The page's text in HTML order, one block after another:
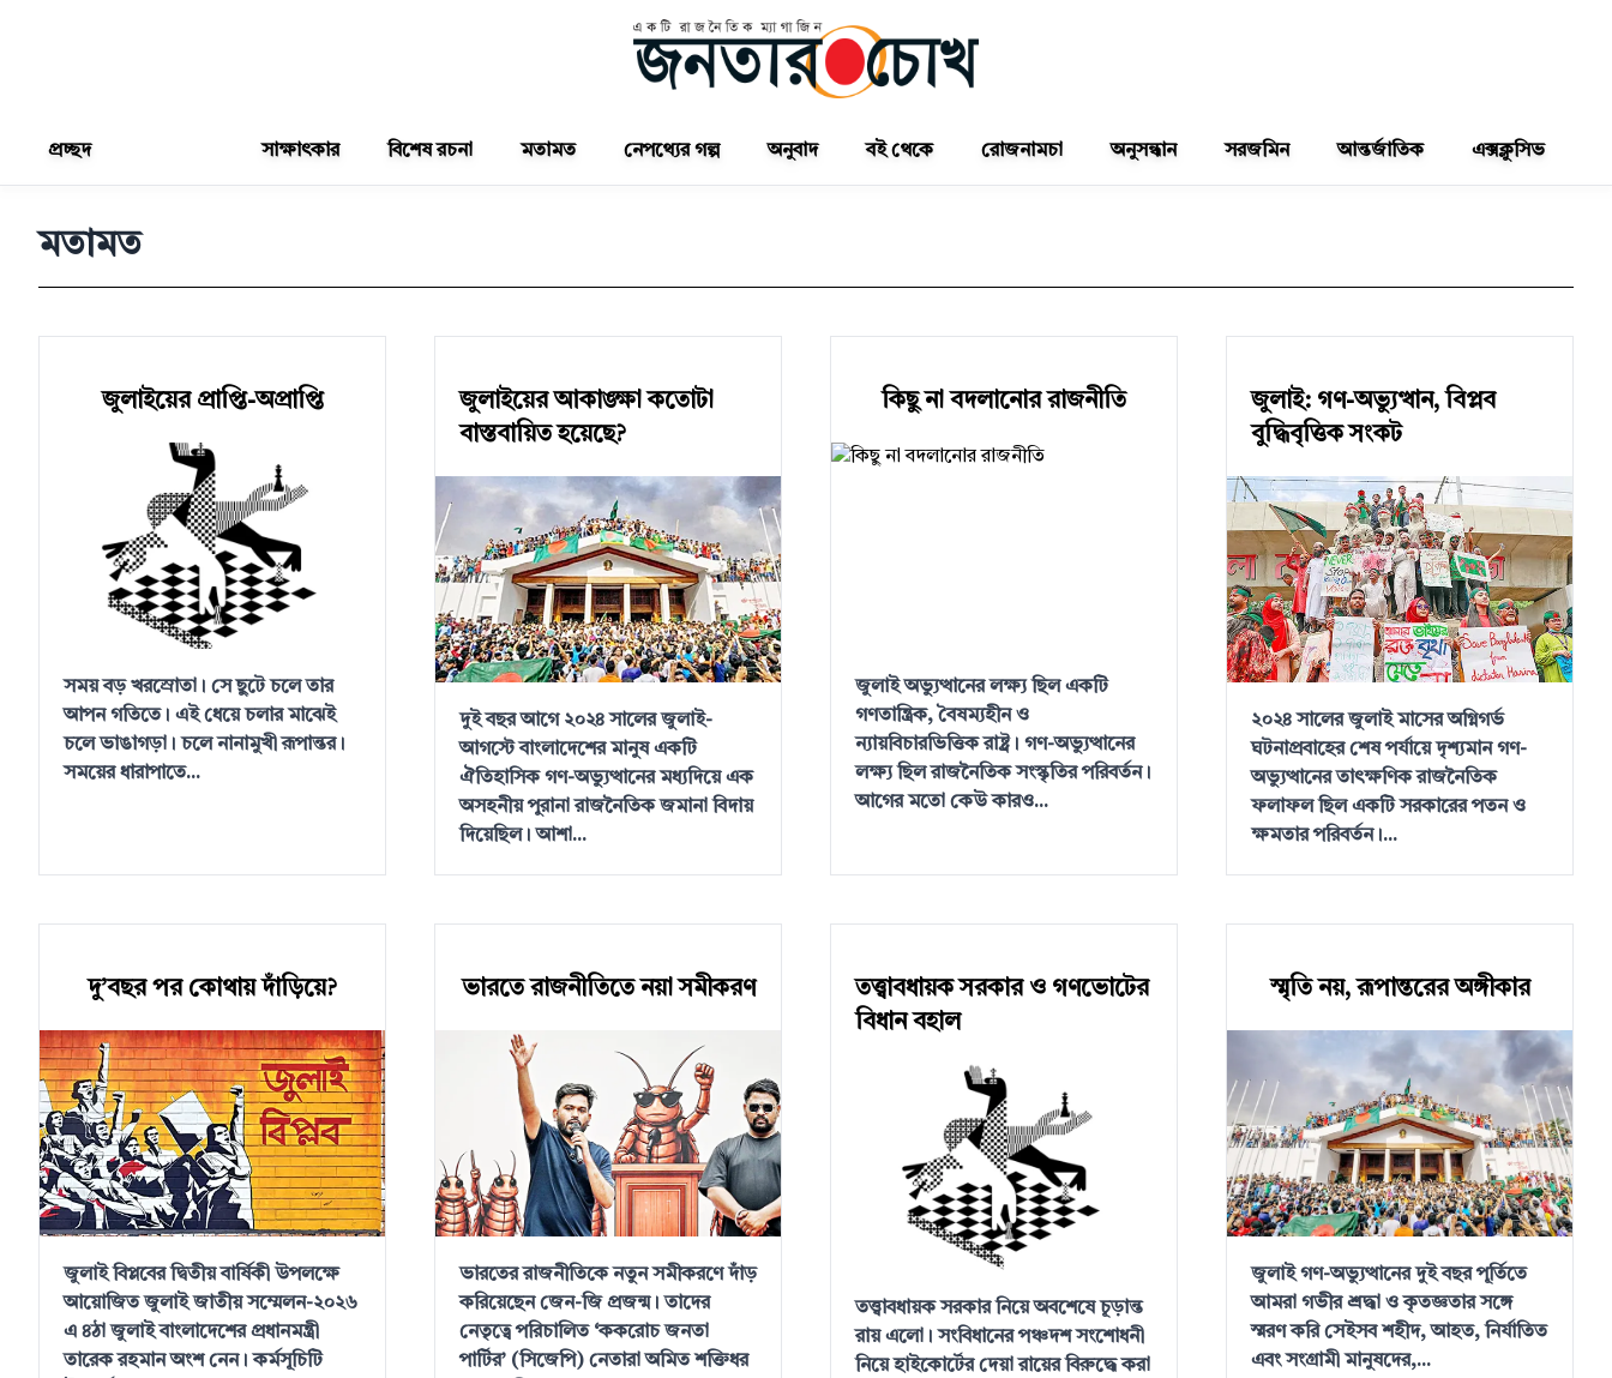
প্রচ্ছদ সাক্ষাৎকার বিশেষ রচনা মতামত নেপথ্যের গল্প অনুবাদ বই থেকে রোজনামচা অনুসন্ধান সরজমিন আন্তর্জাতিক এক্সক্লুসিভ
মতামত
জুলাইয়ের প্রাপ্তি-অপ্রাপ্তি
সময় বড় খরস্রোতা। সে ছুটে চলে তার
আপন গতিতে। এই ধেয়ে চলার মাঝেই
চলে ভাঙাগড়া। চলে নানামুখী রূপান্তর।
সময়ের ধারাপাতে...
জুলাইয়ের আকাঙ্ক্ষা কতোটা
বাস্তবায়িত হয়েছে?
দুই বছর আগে ২০২৪ সালের জুলাই-
আগস্টে বাংলাদেশের মানুষ একটি
ঐতিহাসিক গণ-অভ্যুত্থানের মধ্যদিয়ে এক
অসহনীয় পুরানা রাজনৈতিক জমানা বিদায়
দিয়েছিল। আশা...
কিছু না বদলানোর রাজনীতি
জুলাই অভ্যুত্থানের লক্ষ্য ছিল একটি
গণতান্ত্রিক, বৈষম্যহীন ও
ন্যায়বিচারভিত্তিক রাষ্ট্র। গণ-অভ্যুত্থানের
লক্ষ্য ছিল রাজনৈতিক সংস্কৃতির পরিবর্তন।
আগের মতো কেউ কারও...
জুলাই: গণ-অভ্যুত্থান, বিপ্লব
বুদ্ধিবৃত্তিক সংকট
২০২৪ সালের জুলাই মাসের অগ্নিগর্ভ
ঘটনাপ্রবাহের শেষ পর্যায়ে দৃশ্যমান গণ-
অভ্যুত্থানের তাৎক্ষণিক রাজনৈতিক
ফলাফল ছিল একটি সরকারের পতন ও
ক্ষমতার পরিবর্তন।...
দু’বছর পর কোথায় দাঁড়িয়ে?
জুলাই বিপ্লবের দ্বিতীয় বার্ষিকী উপলক্ষে
আয়োজিত জুলাই জাতীয় সম্মেলন-২০২৬
এ ৪ঠা জুলাই বাংলাদেশের প্রধানমন্ত্রী
তারেক রহমান অংশ নেন। কর্মসূচিটি
ভারতে রাজনীতিতে নয়া সমীকরণ
ভারতের রাজনীতিকে নতুন সমীকরণে দাঁড়
করিয়েছেন জেন-জি প্রজন্ম। তাদের
নেতৃত্বে পরিচালিত ‘ককরোচ জনতা
পার্টির’ (সিজেপি) নেতারা অমিত শক্তিধর
তত্ত্বাবধায়ক সরকার ও গণভোটের
বিধান বহাল
তত্ত্বাবধায়ক সরকার নিয়ে অবশেষে চূড়ান্ত
রায় এলো। সংবিধানের পঞ্চদশ সংশোধনী
নিয়ে হাইকোর্টের দেয়া রায়ের বিরুদ্ধে করা
স্মৃতি নয়, রূপান্তরের অঙ্গীকার
জুলাই গণ-অভ্যুত্থানের দুই বছর পূর্তিতে
আমরা গভীর শ্রদ্ধা ও কৃতজ্ঞতার সঙ্গে
স্মরণ করি সেইসব শহীদ, আহত, নির্যাতিত
এবং সংগ্রামী মানুষদের,...